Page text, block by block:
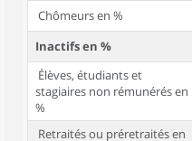
Chômeurs en %
Inactifs en %
Élèves, étudiants et
stagiaires non rémunérés en
%
Retraités ou préretraités en